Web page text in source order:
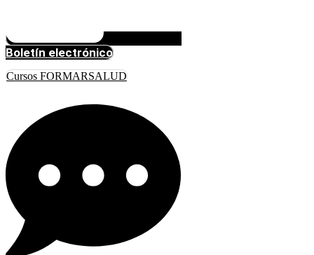
Boletín electrónico
Cursos FORMARSALUD